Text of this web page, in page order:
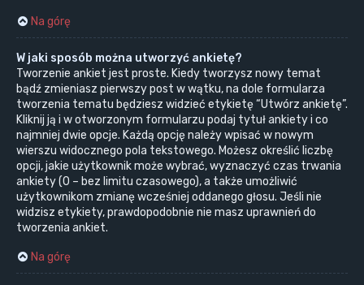
Na górę
W jaki sposób można utworzyć ankietę?
Tworzenie ankiet jest proste. Kiedy tworzysz nowy temat
bądź zmieniasz pierwszy post w wątku, na dole formularza
tworzenia tematu będziesz widzieć etykietę “Utwórz ankietę”.
Kliknij ją i w otworzonym formularzu podaj tytuł ankiety i co
najmniej dwie opcje. Każdą opcję należy wpisać w nowym
wierszu widocznego pola tekstowego. Możesz określić liczbę
opcji, jakie użytkownik może wybrać, wyznaczyć czas trwania
ankiety (0 – bez limitu czasowego), a także umożliwić
użytkownikom zmianę wcześniej oddanego głosu. Jeśli nie
widzisz etykiety, prawdopodobnie nie masz uprawnień do
tworzenia ankiet.
Na górę